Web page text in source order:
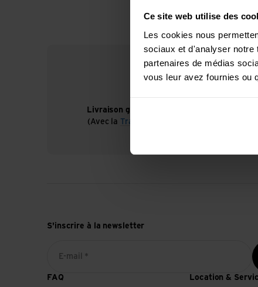
Ce site web utilise des
Les cookies nous
sociaux et d'analyser notre
partenaires de médias
vous leur avez fournies ou
Livraison gratuite à partir de CHF 99
(Avec la
TransaCard
S'inscrire à la newsletter
E-mail *
FAQ Location &